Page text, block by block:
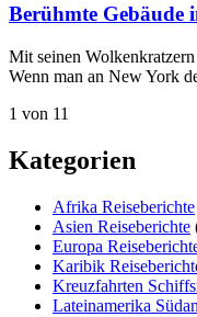
Berühmte Gebäude
Mit seinen
Wenn man an New York
1 von 11
Kategorien
Afrika Reiseberichte
Asien Reiseberichte
Europa
Karibik
Kreuzfahrten
Lateinamerika